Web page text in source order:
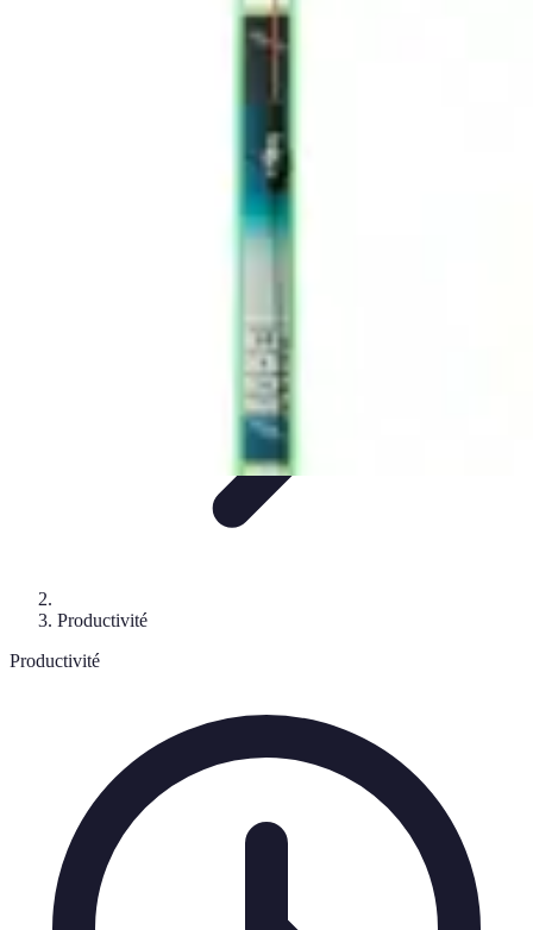
Marketing digitalFinance
Productivité
Productivité